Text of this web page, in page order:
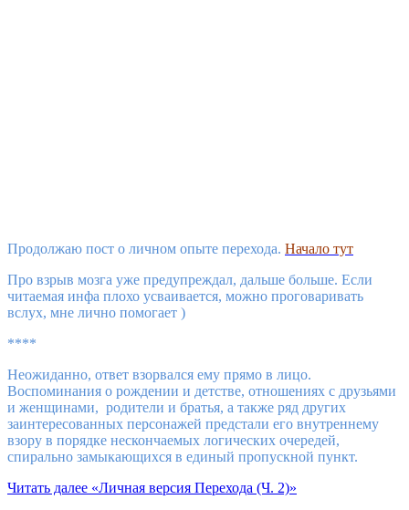
Продолжаю пост о личном опыте перехода. Начало тут
Про взрыв мозга уже предупреждал, дальше больше. Если
читаемая инфа плохо усваивается, можно проговаривать
вслух, мне лично помогает )
****
Неожиданно, ответ взорвался ему прямо в лицо.
Воспоминания о рождении и детстве, отношениях с друзьями
и женщинами, родители и братья, а также ряд других
заинтересованных персонажей предстали его внутреннему
взору в порядке нескончаемых логических очередей,
спирально замыкающихся в единый пропускной пункт.
Читать далее «Личная версия Перехода (Ч. 2)»